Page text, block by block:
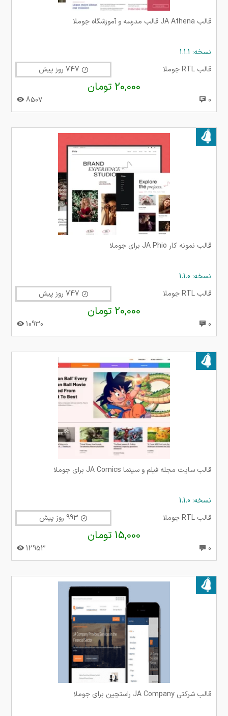
قالب JA Athena قالب مدرسه و آموزشگاه جوملا
نسخه: 1.1.1
قالب RTL جوملا
20,000 تومان
0
8507
قالب نمونه کار JA Phio برای جوملا
نسخه: 1.1.0
قالب RTL جوملا
20,000 تومان
0
10930
بروز شده در ۲۶ آبان ۱۴۰۲
قالب سایت مجله فیلم و سینما JA Comics برای جوملا
نسخه: 1.1.0
قالب RTL جوملا
15,000 تومان
0
12953
قالب شرکتی JA Company راستچین برای جوملا